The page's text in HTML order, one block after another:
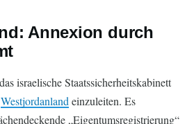
Annexion durch
israelische Staatssicherheitskabinett
Westjordanland einzuleiten. Es
„Eigentumsregistrierung“